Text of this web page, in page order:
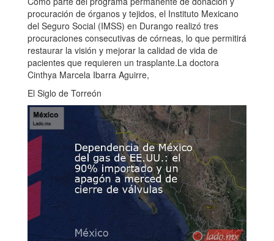
procuración de órganos y tejidos, el Instituto Mexicano
del Seguro Social (IMSS) en Durango realizó tres
procuraciones consecutivas de córneas, lo que permitirá
restaurar la visión y mejorar la calidad de vida de
pacientes que requieren un trasplante.La doctora
Cinthya Marcela Ibarra Aguirre,
El Siglo de Torreón